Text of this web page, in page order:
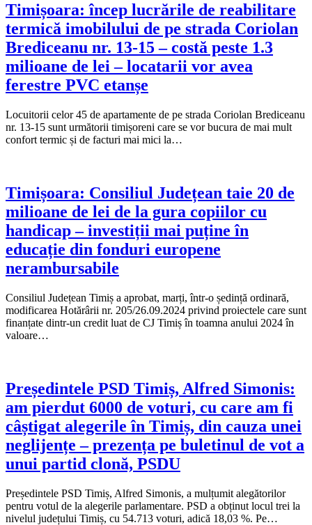
Timișoara: încep lucrările de reabilitare
termică imobilului de pe strada Coriolan
Brediceanu nr. 13-15 – costă peste 1.3
milioane de lei – locatarii vor avea
ferestre PVC etanșe
Locuitorii celor 45 de apartamente de pe strada Coriolan Brediceanu
nr. 13-15 sunt următorii timișoreni care se vor bucura de mai mult
confort termic și de facturi mai mici la…
Timișoara: Consiliul Județean taie 20 de
milioane de lei de la gura copiilor cu
handicap – investiții mai puține în
educație din fonduri europene
nerambursabile
Consiliul Județean Timiș a aprobat, marți, într-o ședință ordinară,
modificarea Hotărârii nr. 205/26.09.2024 privind proiectele care sunt
finanțate dintr-un credit luat de CJ Timiș în toamna anului 2024 în
valoare…
Președintele PSD Timiș, Alfred Simonis:
am pierdut 6000 de voturi, cu care am fi
câștigat alegerile în Timiș, din cauza unei
neglijențe – prezența pe buletinul de vot a
unui partid clonă, PSDU
Președintele PSD Timiș, Alfred Simonis, a mulțumit alegătorilor
pentru votul de la alegerile parlamentare. PSD a obținut locul trei la
nivelul județului Timiș, cu 54.713 voturi, adică 18,03 %. Pe…